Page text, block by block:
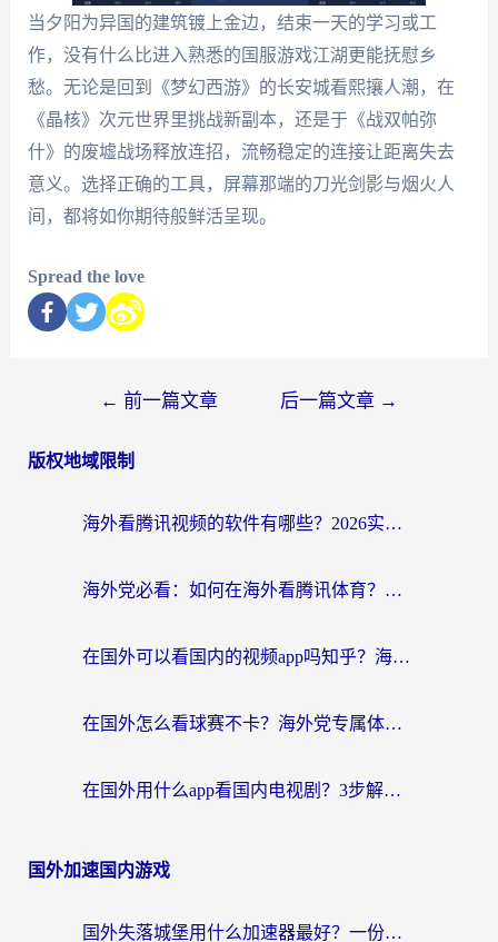
当夕阳为异国的建筑镀上金边，结束一天的学习或工
作，没有什么比进入熟悉的国服游戏江湖更能抚慰乡
愁。无论是回到《梦幻西游》的长安城看熙攘人潮，在
《晶核》次元世界里挑战新副本，还是于《战双帕弥
什》的废墟战场释放连招，流畅稳定的连接让距离失去
意义。选择正确的工具，屏幕那端的刀光剑影与烟火人
间，都将如你期待般鲜活呈现。
Spread the love
← 前一篇文章 后一篇文章 →
版权地域限制
海外看腾讯视频的软件有哪些？2026实测有效，留学生都在用的回国加速器指南
海外党必看：如何在海外看腾讯体育？解决赛事直播地区限制的终极指南
在国外可以看国内的视频app吗知乎？海外党亲测有效的追剧加速方案
在国外怎么看球赛不卡？海外党专属体育直播自由指南
在国外用什么app看国内电视剧？3步解决版权限制+卡顿难题
国外加速国内游戏
国外失落城堡用什么加速器最好？一份来自老玩家的真实指南